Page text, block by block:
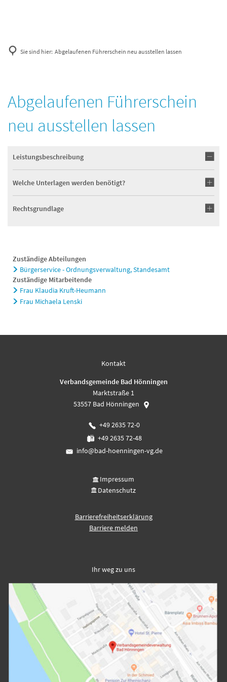
Sie sind hier: Abgelaufenen Führerschein neu ausstellen lassen
Abgelaufenen Führerschein
neu ausstellen lassen
Leistungsbeschreibung
Welche Unterlagen werden benötigt?
Rechtsgrundlage
Zuständige Abteilungen
Bürgerservice - Ordnungsverwaltung, Standesamt
Zuständige Mitarbeitende
Frau Klaudia Kruft-Heumann
Frau Michaela Lenski
Kontakt
Verbandsgemeinde Bad Hönningen
Marktstraße 1
53557 Bad Hönningen
+49 2635 72-0
+49 2635 72-48
info@bad-hoenningen-vg.de
Impressum
Datenschutz
Barrierefreiheitserklärung
Barriere melden
Ihr weg zu uns